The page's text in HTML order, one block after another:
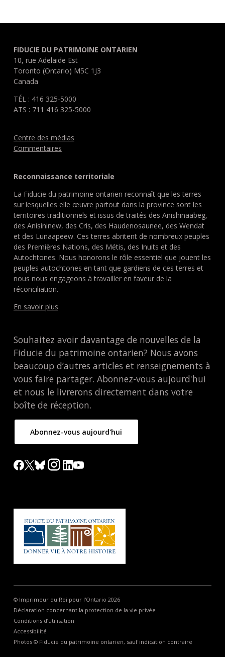
FIDUCIE DU PATRIMOINE ONTARIEN
10, rue Adelaide Est
Toronto (Ontario) M5C 1J3
Canada
TÉL : 416 325-5000
ATS : 711 416 325-5000
Centre des médias
Commentaires
Reconnaissance territoriale
La Fiducie du patrimoine ontarien reconnaît que les terres
sur lesquelles elle œuvre partout dans la province sont les
territoires traditionnels et issus de traités des Anishinaabeg,
des Anisininew, des Cris, des Haudenosaunee, des Wendat
et des Lunaapeew. Ces terres abritent de nombreux peuples
des Premières Nations, des Métis, des Inuits et des
Autochtones. Nous honorons le rôle essentiel que jouent les
peuples autochtones en tant que gardiens de ces terres et
nous nous engageons à travailler en faveur de la
réconciliation.
En savoir plus
Souhaitez avoir davantage de nouvelles de la
Fiducie du patrimoine ontarien? Nous avons
beaucoup d’autres articles et renseignements à
vous faire partager. Abonnez-vous aujourd'hui
et nous le livrerons directement dans votre
boîte de réception.
Abonnez-vous aujourd'hui
© Imprimeur du Roi pour l'Ontario 2026
Déclaration concernant la protection de la vie privée
Conditions d’utilisation
Accessibilité
Photos © Fiducie du patrimoine ontarien, sauf indication contraire